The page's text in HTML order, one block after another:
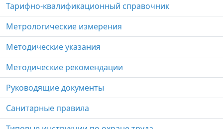
Тарифно-квалификационный справочник
Метрологические измерения
Методические указания
Методические рекомендации
Руководящие документы
Санитарные правила